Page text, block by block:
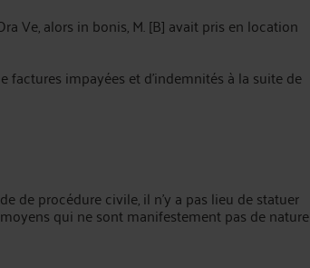
Ve, alors in bonis, M. [B] avait pris en location
factures impayées et d'indemnités à la suite de
de procédure civile, il n'y a pas lieu de statuer
qui ne sont manifestement pas de nature